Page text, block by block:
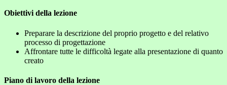
Obiettivi della lezione
Preparare la descrizione del proprio progetto e del relativo
processo di progettazione
Affrontare tutte le difficoltà legate alla presentazione di quanto
creato
Piano di lavoro della lezione